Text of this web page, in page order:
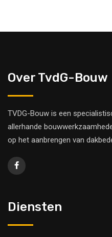
Over TvdG-Bouw
TVDG-Bouw is een
allerhande
op het aanbrengen van
Diensten